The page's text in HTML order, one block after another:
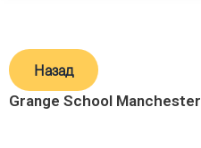
Назад
Grange School Manchester